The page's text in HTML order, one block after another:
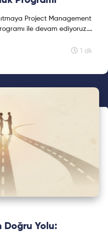
Project Management
ile devam ediyoruz.
1 dk
Doğru Yolu: